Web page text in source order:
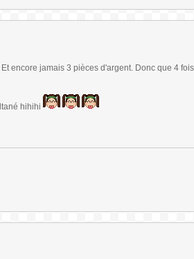
encore jamais 3 pièces d'argent. Donc que 4
hihihi